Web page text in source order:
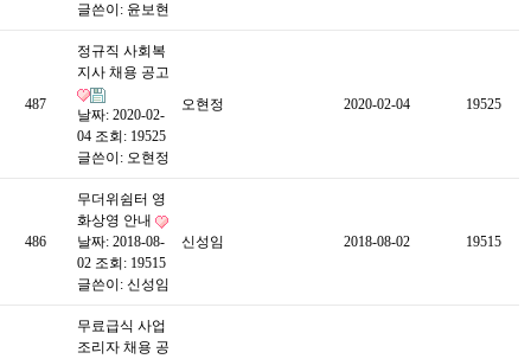
글쓴이: 윤보현
487
정규직 사회복
지사 채용 공고
날짜: 2020-02-
04 조회: 19525
글쓴이: 오현정
오현정 2020-02-04 19525
486
무더위쉼터 영
화상영 안내
날짜: 2018-08-
02 조회: 19515
글쓴이: 신성임
신성임 2018-08-02 19515
무료급식 사업
조리자 채용 공